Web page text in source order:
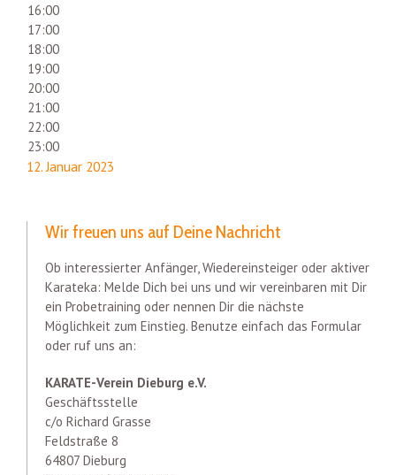
16:00
17:00
18:00
19:00
20:00
21:00
22:00
23:00
12. Januar 2023
Wir freuen uns auf Deine Nachricht
Ob interessierter Anfänger, Wiedereinsteiger oder aktiver
Karateka: Melde Dich bei uns und wir vereinbaren mit Dir
ein Probetraining oder nennen Dir die nächste
Möglichkeit zum Einstieg. Benutze einfach das Formular
oder ruf uns an:
KARATE-Verein Dieburg e.V.
Geschäftsstelle
c/o Richard Grasse
Feldstraße 8
64807 Dieburg